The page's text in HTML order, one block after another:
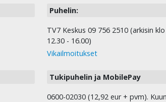
Puhelin:
TV7 Keskus 09 756 2510 (arkisin
12.30 - 16.00)
Vikailmoitukset
Tukipuhelin ja MobilePay
0600-02030 (12,92 eur + pvm).